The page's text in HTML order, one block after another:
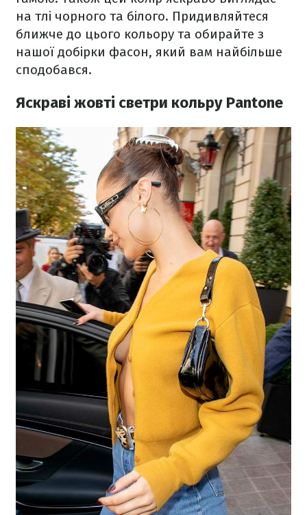
на тлі чорного та білого. Придивляйтеся
ближче до цього кольору та обирайте з
нашої добірки фасон, який вам найбільше
сподобався.
Яскраві жовті светри кольру Pantone